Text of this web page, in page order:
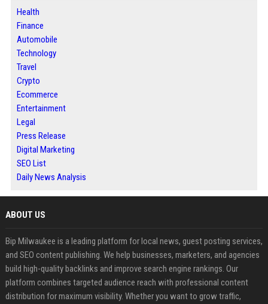
Health
Finance
Automobile
Technology
Travel
Crypto
Ecommerce
Entertainment
Legal
Press Release
Digital Marketing
SEO List
Daily News Analysis
ABOUT US
Bip Milwaukee is a leading platform for local news, guest posting services,
and SEO content publishing. We help businesses, marketers, and agencies
build high-quality backlinks and improve search engine rankings. Our
platform combines targeted audience reach with professional content
distribution for maximum visibility. Whether you want to grow traffic,